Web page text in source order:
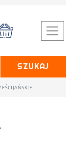
SZUKAJ